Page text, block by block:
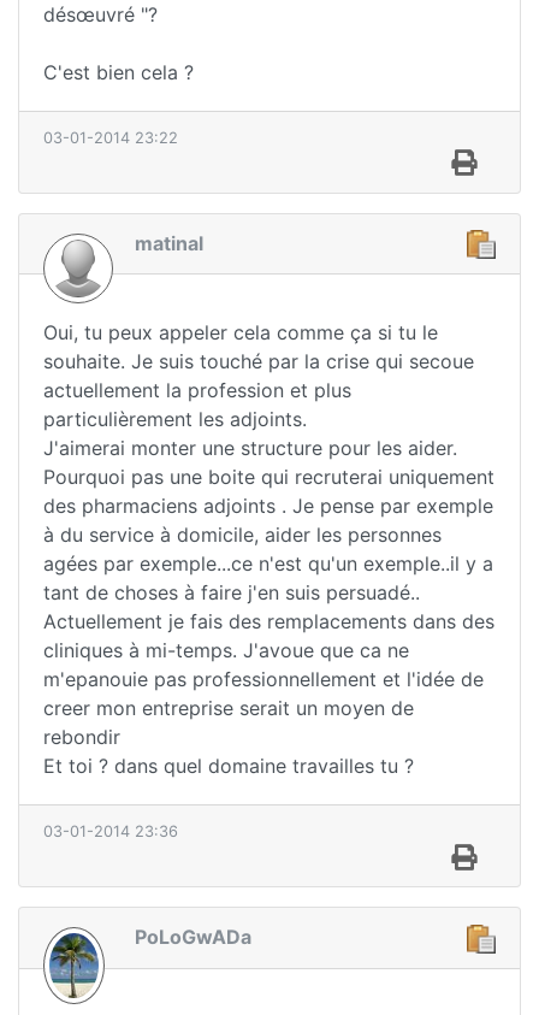
désœuvré "?
C'est bien cela ?
03-01-2014 23:22
matinal
Oui, tu peux appeler cela comme ça si tu le
souhaite. Je suis touché par la crise qui secoue
actuellement la profession et plus
particulièrement les adjoints.
J'aimerai monter une structure pour les aider.
Pourquoi pas une boite qui recruterai uniquement
des pharmaciens adjoints . Je pense par exemple
à du service à domicile, aider les personnes
agées par exemple...ce n'est qu'un exemple..il y a
tant de choses à faire j'en suis persuadé..
Actuellement je fais des remplacements dans des
cliniques à mi-temps. J'avoue que ca ne
m'epanouie pas professionnellement et l'idée de
creer mon entreprise serait un moyen de
rebondir
Et toi ? dans quel domaine travailles tu ?
03-01-2014 23:36
PoLoGwADa